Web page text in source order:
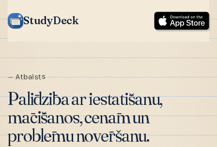
StudyDeck
Atbalsts
Palīdzība ar iestatīšanu,
mācīšanos, cenām un
problēmu novēršanu.